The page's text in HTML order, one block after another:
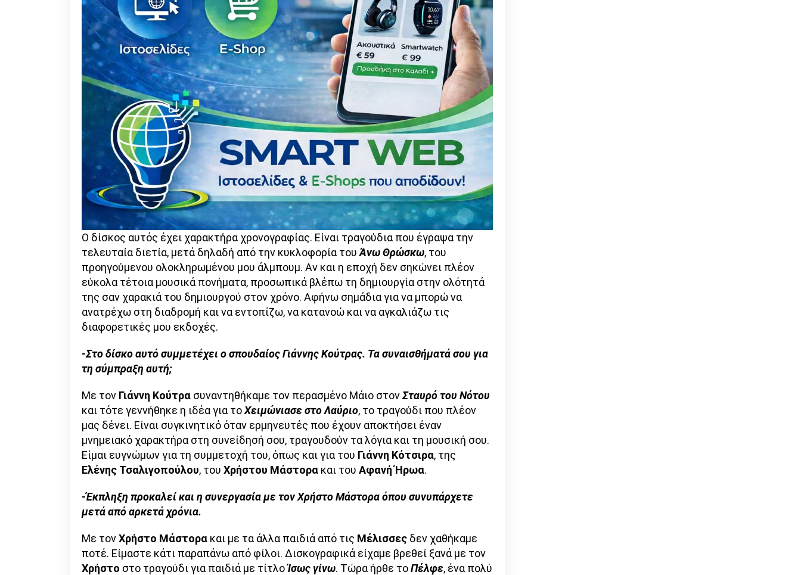
Ο δίσκος αυτός έχει χαρακτήρα χρονογραφίας. Είναι τραγούδια που έγραψα την
τελευταία διετία, μετά δηλαδή από την κυκλοφορία τουΆνω Θρώσκω, του
προηγούμενου ολοκληρωμένου μου άλμπουμ. Αν και η εποχή δεν σηκώνει πλέον
εύκολα τέτοια μουσικά πονήματα, προσωπικά βλέπω τη δημιουργία στην ολότητά
της σαν χαρακιά του δημιουργού στον χρόνο. Αφήνω σημάδια για να μπορώ να
ανατρέχω στη διαδρομή και να εντοπίζω, να κατανοώ και να αγκαλιάζω τις
διαφορετικές μου εκδοχές.
-Στο δίσκο αυτό συμμετέχει ο σπουδαίος Γιάννης Κούτρας. Τα συναισθήματά σου για
τη σύμπραξη αυτή;
Με τον Γιάννη Κούτρα συναντηθήκαμε τον περασμένο Μάιο στονΣταυρό του Νότου
και τότε γεννήθηκε η ιδέα για τοΧειμώνιασε στο Λαύριο, το τραγούδι που πλέον
μας δένει. Είναι συγκινητικό όταν ερμηνευτές που έχουν αποκτήσει έναν
μνημειακό χαρακτήρα στη συνείδησή σου, τραγουδούν τα λόγια και τη μουσική σου.
Είμαι ευγνώμων για τη συμμετοχή του, όπως και για του Γιάννη Κότσιρα, της
Ελένης Τσαλιγοπούλου, του Χρήστου Μάστορα και του Αφανή Ήρωα.
-Έκπληξη προκαλεί και η συνεργασία με τον Χρήστο Μάστορα όπου συνυπάρχετε
μετά από αρκετά χρόνια.
Με τονΧρήστο Μάστορα και με τα άλλα παιδιά από τις Μέλισσες δεν χαθήκαμε
ποτέ. Είμαστε κάτι παραπάνω από φίλοι. Δισκογραφικά είχαμε βρεθεί ξανά με τον
Χρήστο στο τραγούδι για παιδιά με τίτλοΊσως γίνω. Τώρα ήρθε τοΠέλφε, ένα πολύ